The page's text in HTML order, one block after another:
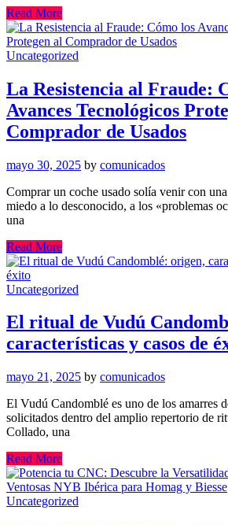
Read More
Uncategorized
La Resistencia al Fraude:
Avances Tecnológicos
Comprador de Usados
mayo 30, 2025 by comunicados
Comprar un coche usado solía venir con
miedo a lo desconocido, a los «problemas
una
Read More
Uncategorized
El ritual de Vudú
características y casos de
mayo 21, 2025 by comunicados
El Vudú Candomblé es uno de los amarres
solicitados dentro del amplio repertorio de
Collado, una
Read More
Uncategorized